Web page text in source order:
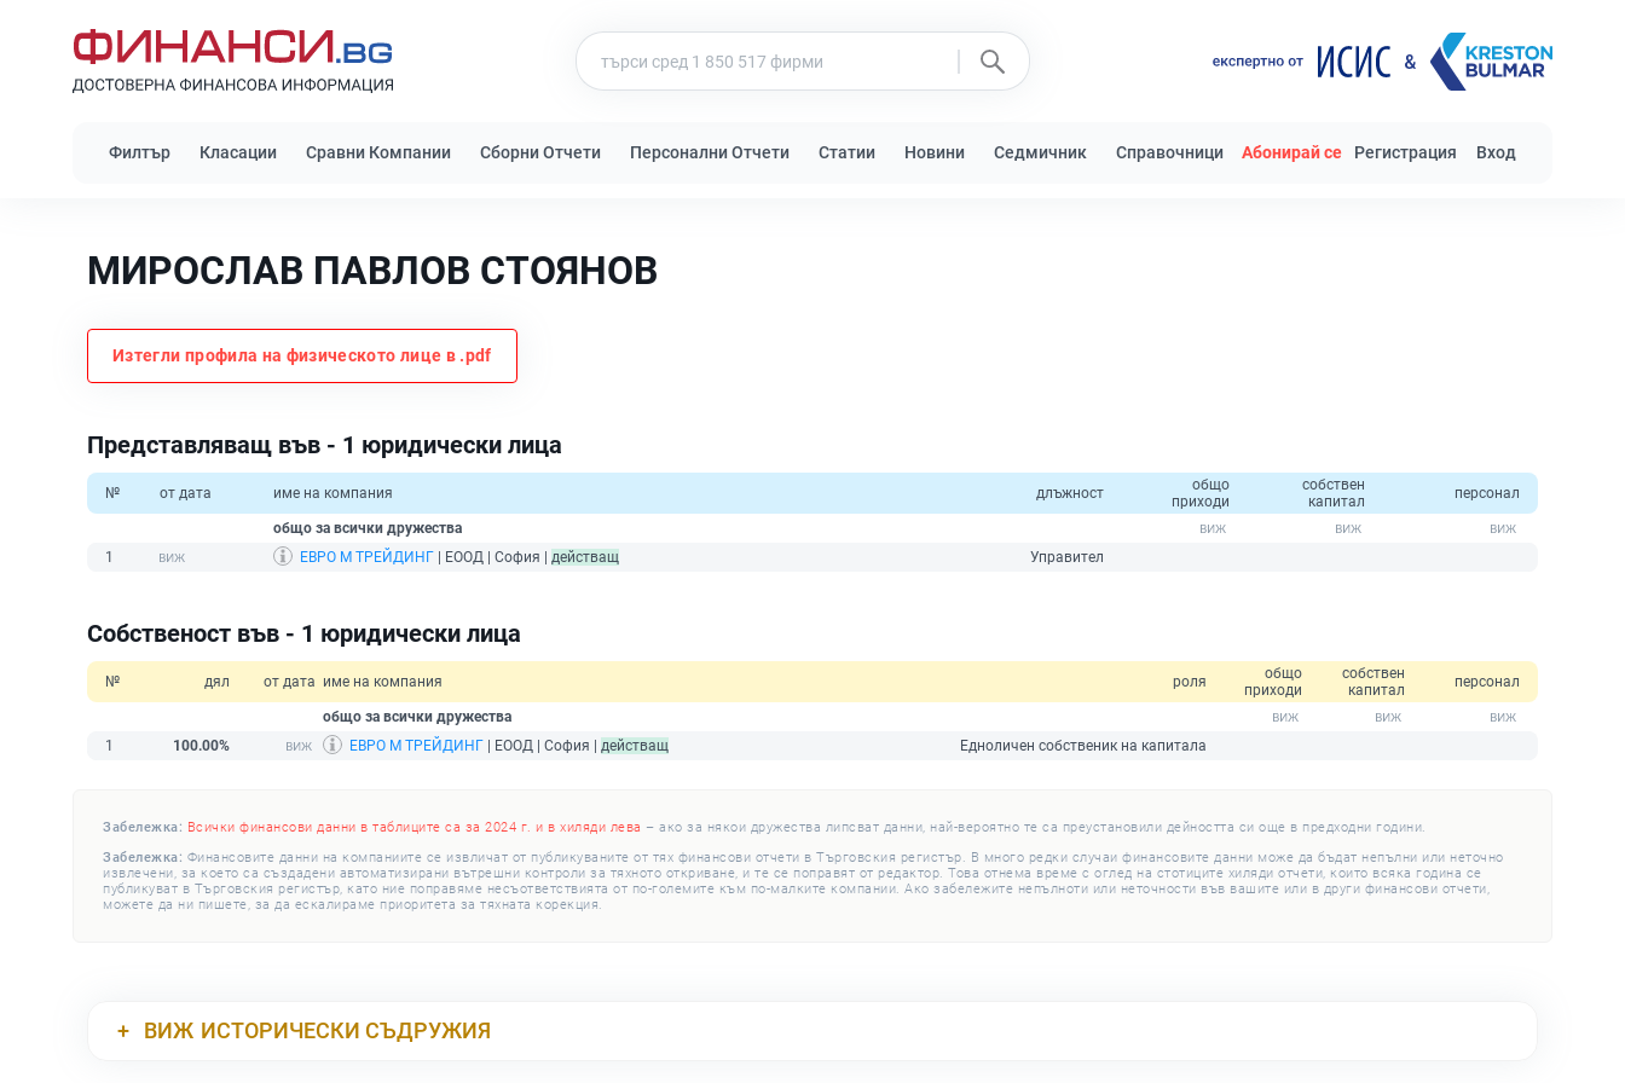
Филтър Класации Сравни Компании Сборни Отчети Персонални Отчети Статии Новини Седмичник Справочници Абонирай се Регистрация Вход
МИРОСЛАВ ПАВЛОВ СТОЯНОВ
Изтегли профила на физическото лице в .pdf
Представляващ във - 1 юридически лица
№ от дата име на компания длъжност
общо
приходи
собствен
капитал
персонал
общо за всички дружества
1
ЕВРО М ТРЕЙДИНГ | ЕООД | София | действащ Управител
Собственост във - 1 юридически лица
№ дял от дата име на компания роля
общо
приходи
собствен
капитал
персонал
общо за всички дружества
1
100.00% ЕВРО М ТРЕЙДИНГ | ЕООД | София | действащ Едноличен собственик на капитала
Забележка: Всички финансови данни в таблиците са за 2024 г. и в хиляди лева – ако за някои дружества липсват данни, най-вероятно те са преустановили дейността си още в предходни години.
Забележка: Финансовите данни на компаниите се извличат от публикуваните от тях финансови отчети в Търговския регистър. В много редки случаи финансовите данни може да бъдат непълни или неточно
извлечени, за което са създадени автоматизирани вътрешни контроли за тяхното откриване, и те се поправят от редактор. Това отнема време с оглед на стотиците хиляди отчети, които всяка година се
публикуват в Търговския регистър, като ние поправяме несъответствията от по-големите към по-малките компании. Ако забележите непълноти или неточности във вашите или в други финансови отчети,
можете да ни пишете, за да ескалираме приоритета за тяхната корекция.
ВИЖ ИСТОРИЧЕСКИ СЪДРУЖИЯ